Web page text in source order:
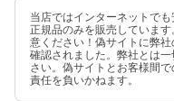
当店ではインターネットで
正規品のみを販売していま
意ください！偽サイトに弊
確認されました。弊社とは
さい。偽サイトとお客様間
責任を負いかねます。